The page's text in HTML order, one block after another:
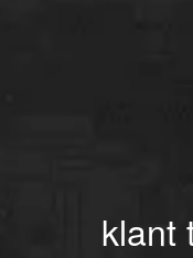
klant